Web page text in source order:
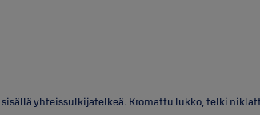
yhteissulkijatelkeä. Kromattu lukko, telki